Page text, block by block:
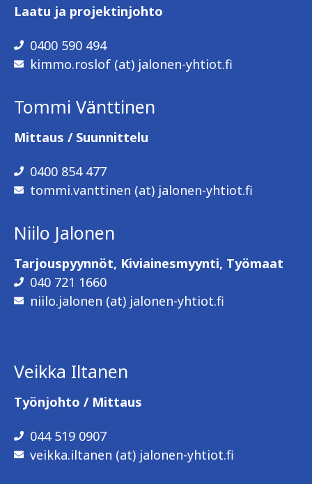
Laatu ja projektinjohto
0400 590 494
kimmo.roslof (at) jalonen-yhtiot.fi
Tommi Vänttinen
Mittaus / Suunnittelu
0400 854 477
tommi.vanttinen (at) jalonen-yhtiot.fi
Niilo Jalonen
Tarjouspyynnöt, Kiviainesmyynti, Työmaat
040 721 1660
niilo.jalonen (at) jalonen-yhtiot.fi
Veikka Iltanen
Työnjohto / Mittaus
044 519 0907
veikka.iltanen (at) jalonen-yhtiot.fi